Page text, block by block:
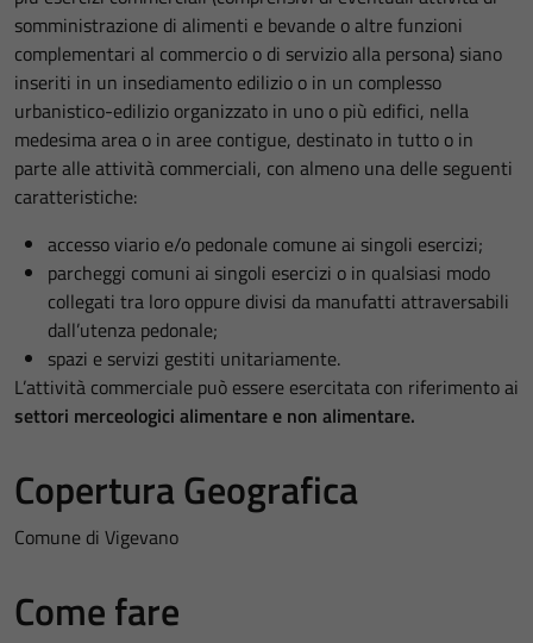
somministrazione di alimenti e bevande o altre funzioni
complementari al commercio o di servizio alla persona) siano
inseriti in un insediamento edilizio o in un complesso
urbanistico-edilizio organizzato in uno o più edifici, nella
medesima area o in aree contigue, destinato in tutto o in
parte alle attività commerciali, con almeno una delle seguenti
caratteristiche:
accesso viario e/o pedonale comune ai singoli esercizi;
parcheggi comuni ai singoli esercizi o in qualsiasi modo
collegati tra loro oppure divisi da manufatti attraversabili
dall’utenza pedonale;
spazi e servizi gestiti unitariamente.
L’attività commerciale può essere esercitata con riferimento ai
settori merceologici alimentare e non alimentare.
Copertura Geografica
Comune di Vigevano
Come fare